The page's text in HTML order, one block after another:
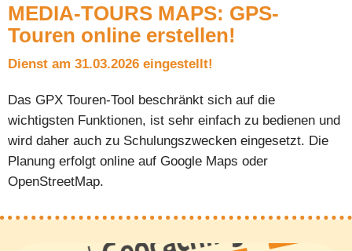
MEDIA-TOURS MAPS: GPS-
Touren online erstellen!
Dienst am 31.03.2026 eingestellt!
Das GPX Touren-Tool beschränkt sich auf die
wichtigsten Funktionen, ist sehr einfach zu bedienen und
wird daher auch zu Schulungszwecken eingesetzt. Die
Planung erfolgt online auf Google Maps oder
OpenStreetMap.